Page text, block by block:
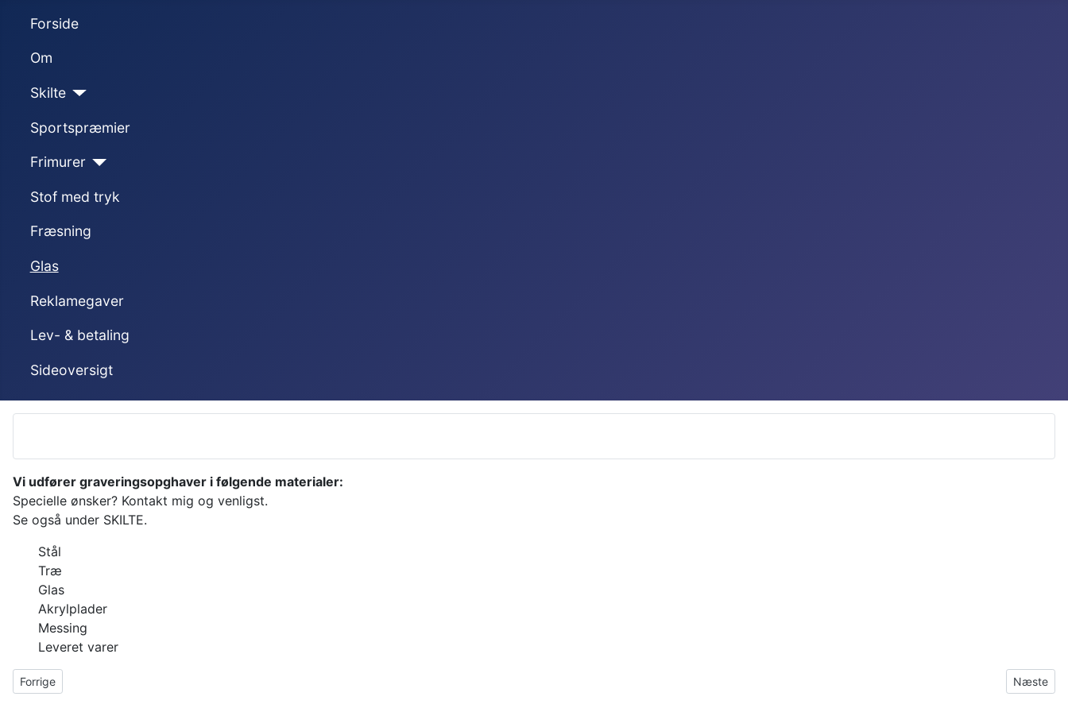
Forside
Om
Skilte
Sportspræmier
Frimurer
Stof med tryk
Fræsning
Glas
Reklamegaver
Lev- & betaling
Sideoversigt
Vi udfører graveringsopghaver i følgende materialer:
Specielle ønsker? Kontakt mig og venligst.
Se også under SKILTE.
Stål
Træ
Glas
Akrylplader
Messing
Leveret varer
Forrige artikel: Glas
Forrige Næste
Næste